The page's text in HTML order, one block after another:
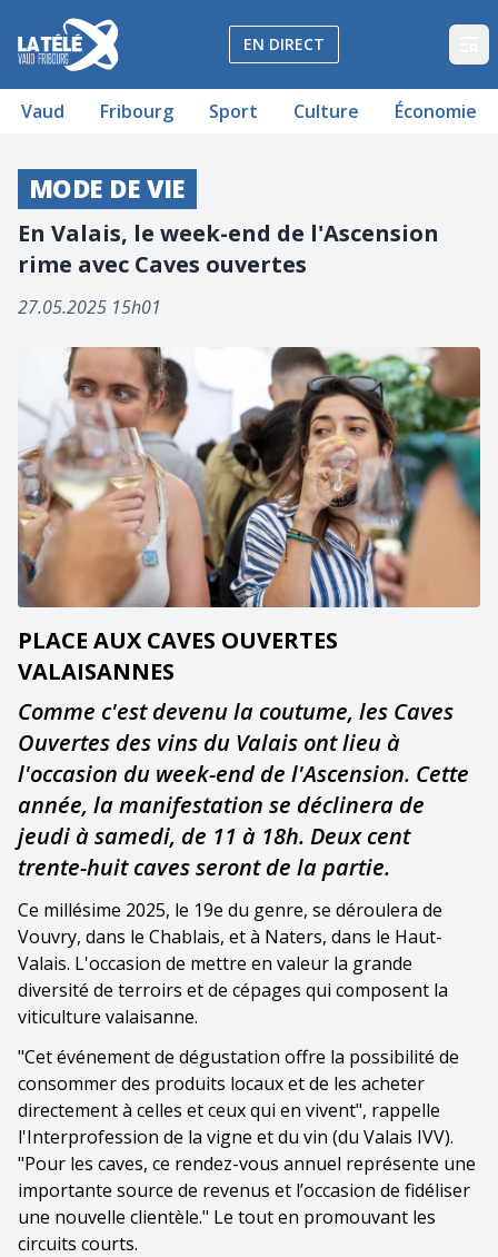
La Télé - Télévision régionale Vaud et Fribourg
EN DIRECT
Vaud Fribourg Sport Culture Économie
MODE DE VIE
En Valais, le week-end de l'Ascension
rime avec Caves ouvertes
27.05.2025 15h01
PLACE AUX CAVES OUVERTES
VALAISANNES
Comme c'est devenu la coutume, les Caves
Ouvertes des vins du Valais ont lieu à
l'occasion du week-end de l'Ascension. Cette
année, la manifestation se déclinera de
jeudi à samedi, de 11 à 18h. Deux cent
trente-huit caves seront de la partie.
Ce millésime 2025, le 19e du genre, se déroulera de
Vouvry, dans le Chablais, et à Naters, dans le Haut-
Valais. L'occasion de mettre en valeur la grande
diversité de terroirs et de cépages qui composent la
viticulture valaisanne.
"Cet événement de dégustation offre la possibilité de
consommer des produits locaux et de les acheter
directement à celles et ceux qui en vivent", rappelle
l'Interprofession de la vigne et du vin (du Valais IVV).
"Pour les caves, ce rendez-vous annuel représente une
importante source de revenus et l’occasion de fidéliser
une nouvelle clientèle." Le tout en promouvant les
circuits courts.